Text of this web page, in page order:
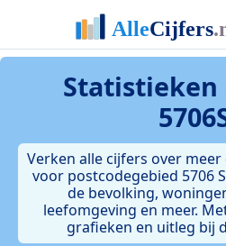
Statistieken
Verken alle cijfers over
voor postcodegebied 5706
de bevolking,
leefomgeving en meer.
grafieken en uitleg bij